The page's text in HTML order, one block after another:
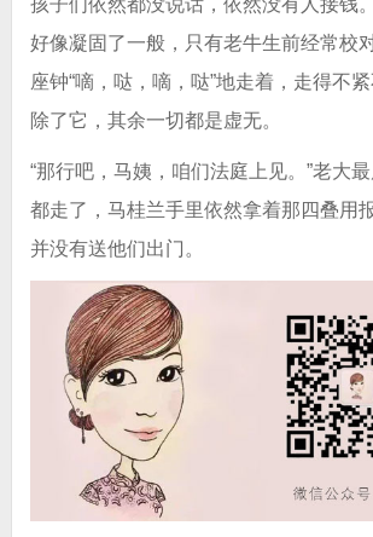
好像凝固了一般，只有老牛生前经常校
座钟“嘀，哒，嘀，哒”地走着，走得不
除了它，其余一切都是虚无。
“那行吧，马姨，咱们法庭上见。”老大
都走了，马桂兰手里依然拿着那四叠用
并没有送他们出门。